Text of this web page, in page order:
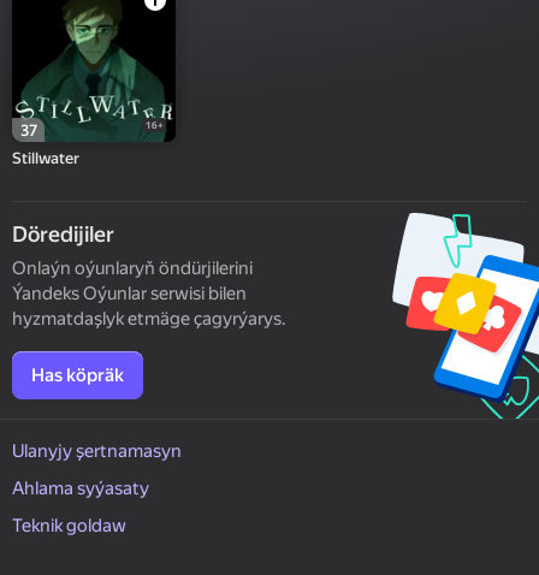
37 16+
Stillwater
Döredijiler
Onlaýn oýunlaryň öndürjilerini
Ýandeks Oýunlar serwisi bilen
hyzmatdaşlyk etmäge çagyrýarys.
Has köpräk
Ulanyjy şertnamasyn
Ahlama syýasaty
Teknik goldaw